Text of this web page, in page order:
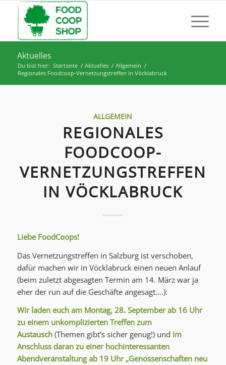
Aktuelles
Du bist hier: Startseite / Aktuelles / Allgemein /
Regionales Foodcoop-Vernetzungstreffen in Vöcklabruck
ALLGEMEIN
REGIONALES
FOODCOOP-
VERNETZUNGSTREFFEN
IN VÖCKLABRUCK
Liebe FoodCoops!
Das Vernetzungstreffen in Salzburg ist verschoben,
dafür machen wir in Vöcklabruck einen neuen Anlauf
(beim zuletzt abgesagten Termin am 14. März war ja
eher der run auf die Geschäfte angesagt….):
Wir laden euch am Montag, 28. September ab 16 Uhr
zu einem unkomplizierten Treffen zum
Austausch(Themen gibt’s sicher genug!) und im
Anschluss daran zu einer hochinteressanten
Abendveranstaltung ab 19 Uhr „Genossenschaften neu